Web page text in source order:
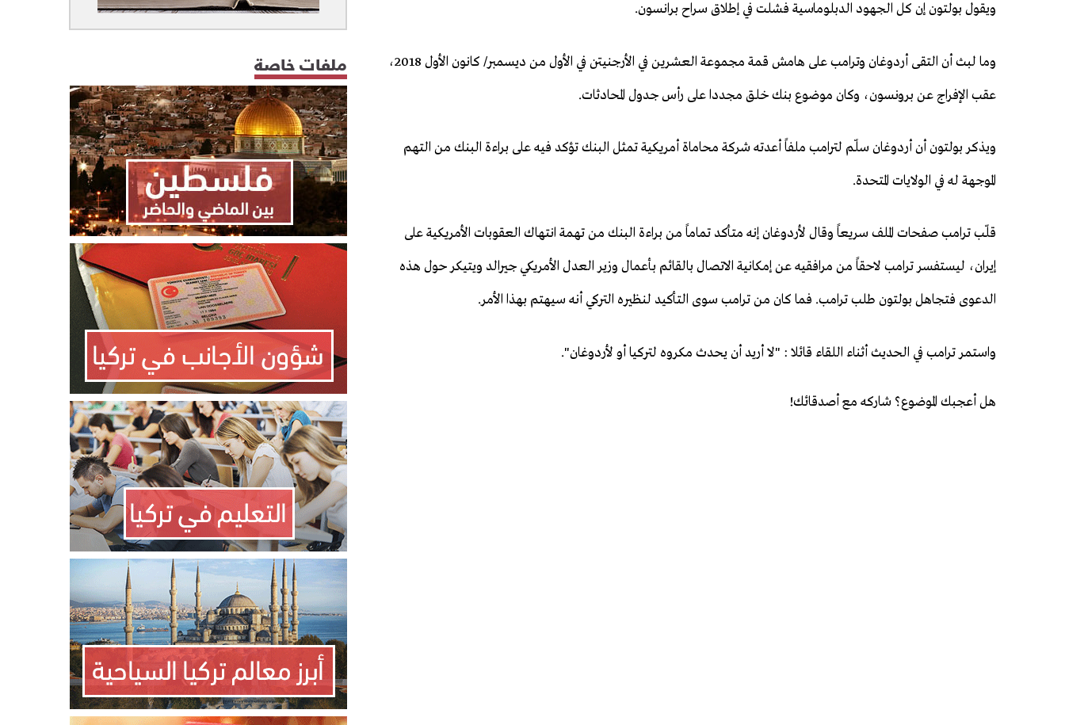
ويقول بولتون إن كل الجهود الدبلوماسية فشلت في إطلاق سراح برانسون.
وما لبث أن التقى أردوغان وترامب على هامش قمة مجموعة العشرين في الأرجنيتن في الأول من ديسمبر/ كانون الأول 2018،
عقب الإفراج عن برونسون، وكان موضوع بنك خلق مجددا على رأس جدول المحادثات.
ويذكر بولتون أن أردوغان سلّم لترامب ملفاً أعدته شركة محاماة أمريكية تمثل البنك تؤكد فيه على براءة البنك من التهم
الموجهة له في الولايات المتحدة.
قلّب ترامب صفحات الملف سريعاً وقال لأردوغان إنه متأكد تماماً من براءة البنك من تهمة انتهاك العقوبات الأمريكية على
إيران، ليستفسر ترامب لاحقاً من مرافقيه عن إمكانية الاتصال بالقائم بأعمال وزير العدل الأمريكي جيرالد ويتيكر حول هذه
الدعوى فتجاهل بولتون طلب ترامب. فما كان من ترامب سوى التأكيد لنظيره التركي أنه سيهتم بهذا الأمر.
واستمر ترامب في الحديث أثناء اللقاء قائلا : "لا أريد أن يحدث مكروه لتركيا أو لأردوغان".
هل أعجبك الموضوع؟ شاركه مع أصدقائك!
ملفات خاصة